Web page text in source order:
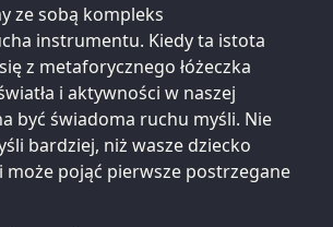
ze sobą kompleks
instrumentu. Kiedy ta istota
z metaforycznego łóżeczka
i aktywności w naszej
być świadoma ruchu myśli. Nie
bardziej, niż wasze dziecko
może pojąć pierwsze postrzegane